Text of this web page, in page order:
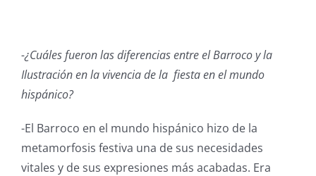
-¿Cuáles fueron las diferencias entre el Barroco y la
Ilustración en la vivencia de la fiesta en el mundo
hispánico?
-El Barroco en el mundo hispánico hizo de la
metamorfosis festiva una de sus necesidades
vitales y de sus expresiones más acabadas. Era